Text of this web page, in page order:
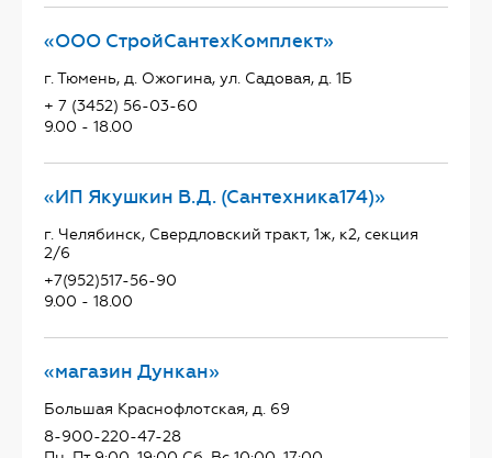
«ООО СтройСантехКомплект»
г. Тюмень, д. Ожогина, ул. Садовая, д. 1Б
+ 7 (3452) 56-03-60
9.00 - 18.00
«ИП Якушкин В.Д. (Сантехника174)»
г. Челябинск, Свердловский тракт, 1ж, к2, секция
2/6
+7(952)517-56-90
9.00 - 18.00
«магазин Дункан»
Большая Краснофлотская, д. 69
8-900-220-47-28